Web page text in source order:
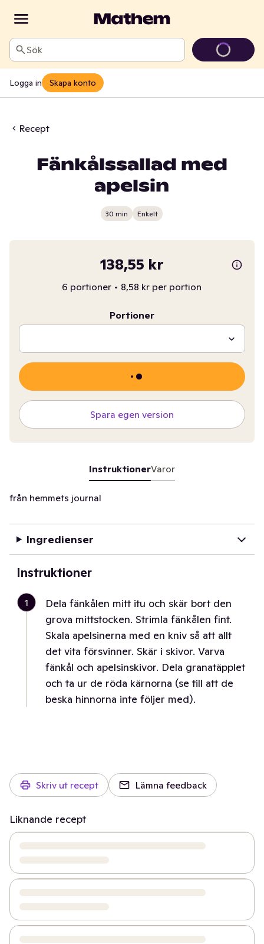
Sök
Logga in Skapa konto
Recept
Fänkålssallad med
apelsin
30 min Enkelt
138,55 kr
6 portioner • 8,58 kr per portion
Portioner
Spara egen version
InstruktionerVaror
från hemmets journal
Ingredienser
Instruktioner
1
Dela fänkålen mitt itu och skär bort den
grova mittstocken. Strimla fänkålen fint.
Skala apelsinerna med en kniv så att allt
det vita försvinner. Skär i skivor. Varva
fänkål och apelsinskivor. Dela granatäpplet
och ta ur de röda kärnorna (se till att de
beska hinnorna inte följer med).
Skriv ut recept Lämna feedback
Liknande recept